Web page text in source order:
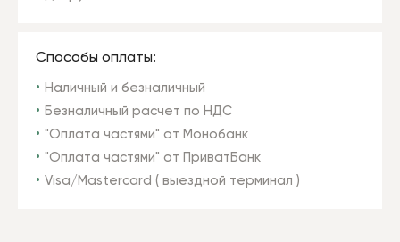
Способы оплаты:
Наличный и безналичный
Безналичный расчет по НДС
"Оплата частями" от Монобанк
"Оплата частями" от ПриватБанк
Visa/Mastercard ( выездной терминал )